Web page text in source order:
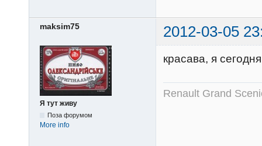
maksim75 2012-03-05
Я тут живу
Поза форумом
More info
красава, я
Renault Grand